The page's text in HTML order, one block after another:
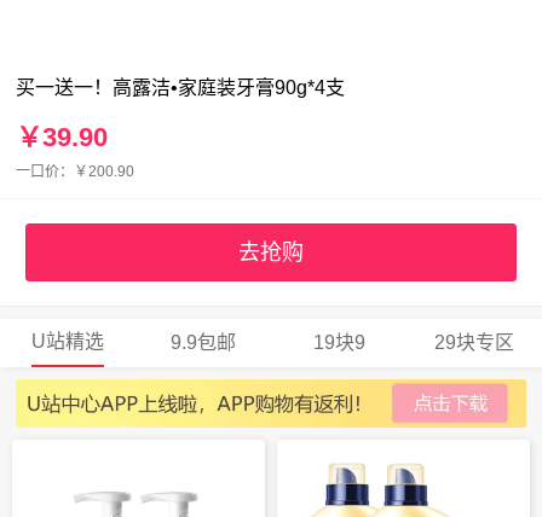
买一送一！高露洁•家庭装牙膏90g*4支
￥39.90
一口价：￥200.90
去抢购
U站精选 9.9包邮 19块9 29块专区